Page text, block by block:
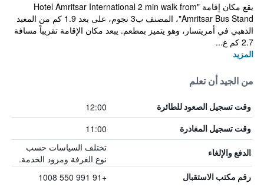
يقع مكان إقامة "Hotel Amritsar International 2 min walk from
Amritsar Bus Stand"، المصنف ب3 نجوم، على بعد 1.9 كم من المعبد
الذهبي في أمريتسار، وهو يتميز بمطعم. يبعد مكان الإقامة تقريباً مسافة
2.7 كم ع...
المزيد
من الجيد أن تعلم
وقت تسجيل الصعود للطائرة 12:00
وقت تسجيل المغادرة 11:00
الدفع والإلغاء
تختلف السياسات حسب
نوع الغرفة ومزود الخدمة.
رقم مكتب الاستقبال +91 991 550 1008